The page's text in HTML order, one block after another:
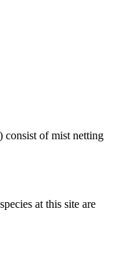
consist of mist netting
at this site are